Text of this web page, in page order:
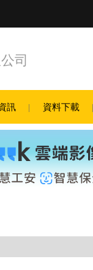
司
訊 資料下載